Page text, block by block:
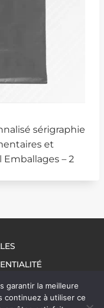
sérigraphie
et
Emballages – 2
garantir la meilleure
continuez à utiliser ce